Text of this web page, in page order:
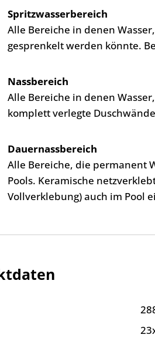
Spritzwasserbereich
Alle Bereiche in denen
gesprenkelt werden könnte.
Nassbereich
Alle Bereiche in denen
komplett verlegte
Dauernassbereich
Alle Bereiche, die permanent
Pools. Keramische
Vollverklebung) auch im Pool